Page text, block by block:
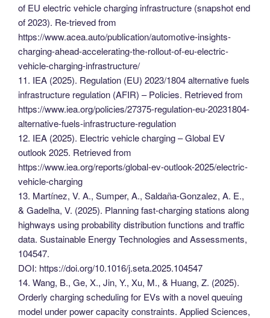
of EU electric vehicle charging infrastructure (snapshot end
of 2023). Re-trieved from
https://www.acea.auto/publication/automotive-insights-
charging-ahead-accelerating-the-rollout-of-eu-electric-
vehicle-charging-infrastructure/
11. IEA (2025). Regulation (EU) 2023/1804 alternative fuels
infrastructure regulation (AFIR) – Policies. Retrieved from
https://www.iea.org/policies/27375-regulation-eu-20231804-
alternative-fuels-infrastructure-regulation
12. IEA (2025). Electric vehicle charging – Global EV
outlook 2025. Retrieved from
https://www.iea.org/reports/global-ev-outlook-2025/electric-
vehicle-charging
13. Martínez, V. A., Sumper, A., Saldaña-Gonzalez, A. E.,
& Gadelha, V. (2025). Planning fast-charging stations along
highways using probability distribution functions and traffic
data. Sustainable Energy Technologies and Assessments,
104547.
DOI: https://doi.org/10.1016/j.seta.2025.104547
14. Wang, B., Ge, X., Jin, Y., Xu, M., & Huang, Z. (2025).
Orderly charging scheduling for EVs with a novel queuing
model under power capacity constraints. Applied Sciences,